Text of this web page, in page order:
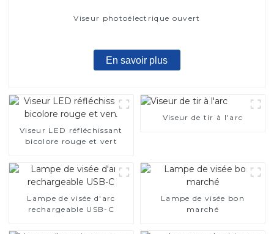
Viseur photoélectrique ouvert
En savoir plus
Viseur LED réfléchissant
bicolore rouge et vert
Viseur de tir à l'arc
Lampe de visée d'arc
rechargeable USB-C
Lampe de visée bon
marché